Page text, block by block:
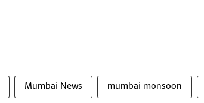
Mumbai News mumbai monsoon